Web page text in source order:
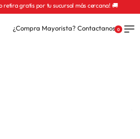
retira gratis por tu sucursal más cercana! 🚚
¿Compra Mayorista? Contactanos 0